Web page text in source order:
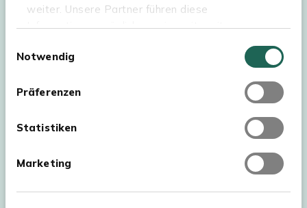
weiter. Unsere Partner führen diese
Informationen möglicherweise mit weiteren
haben oder die sie im Rahmen Ihrer Nutzung der
Webseite müssen Sie die Cookies akzeptieren.
Notwendig
Präferenzen
Statistiken
Marketing
Kees Smit Gartenmöbel